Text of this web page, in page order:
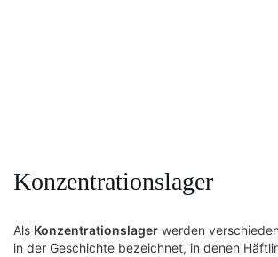
Konzentrationslager
Als Konzentrationslager werden
in der Geschichte bezeichnet, in denen